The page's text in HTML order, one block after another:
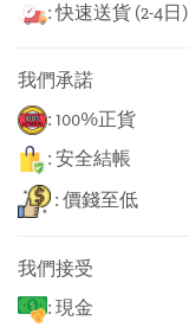
: 快速送貨 (2-4日)
我們承諾
: 100%正貨
: 安全結帳
: 價錢至低
我們接受
: 現金